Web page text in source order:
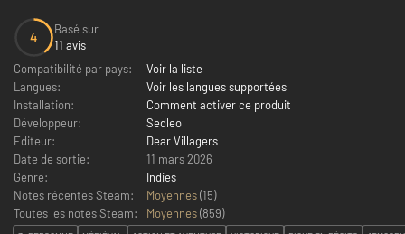
4
Basé sur
11 avis
Compatibilité par pays:
Voir la liste
Langues:
Voir les langues supportées
Installation:
Comment activer ce produit
Développeur:
Sedleo
Editeur:
Dear Villagers
Date de sortie:
11 mars 2026
Genre:
Indies
Notes récentes Steam:
Moyennes(15)
Toutes les notes Steam:
Moyennes(859)